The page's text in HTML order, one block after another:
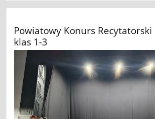
Powiatowy Konurs
klas 1-3